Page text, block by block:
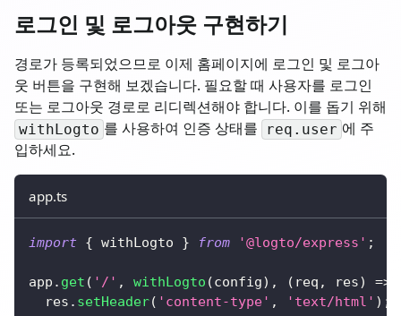
로그인 및 로그아웃 구현하기
경로가 등록되었으므로 이제 홈페이지에 로그인 및 로그아
웃 버튼을 구현해 보겠습니다. 필요할 때 사용자를 로그인
또는 로그아웃 경로로 리디렉션해야 합니다. 이를 돕기 위해
withLogto 를 사용하여 인증 상태를 req.user 에 주
입하세요.
app.ts
import { withLogto } from '@logto/express' ;
app . get ( '/' , withLogto (config) , ( req , res) =>
  res
. setHeader( 'content-type' , 'text/html' ) ;